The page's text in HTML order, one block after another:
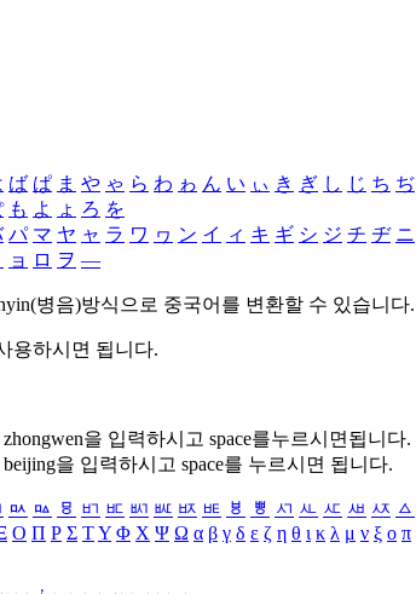
ば ぱ ま や ゃ ら わ ゎ ん い ぃ き ぎ し じ ち ぢ
も よ ょ ろ を
パ マ ヤ ャ ラ ワ ヮ ン イ ィ キ ギ シ ジ チ ヂ ニ
ョ ロ ヲ ―
병음)방식으로 중국어를 변환할 수 있습니다.
용하시면 됩니다.
zhongwen을 입력하시고 space를누르시면됩니다.
beijing을 입력하시고 space를 누르시면 됩니다.
ㅯ ㅰ ㅱ ㅲ ㅳ ㅴ ㅵ ㅶ ㅷ ㅸ ㅹ ㅺ ㅻ ㅼ ㅽ ㅾ ㅿ
Ο Π Ρ Σ ΤΥ Φ Χ Ψ Ω α β γ δ ε ζ η θ ι κ λ μ ν ξ ο π